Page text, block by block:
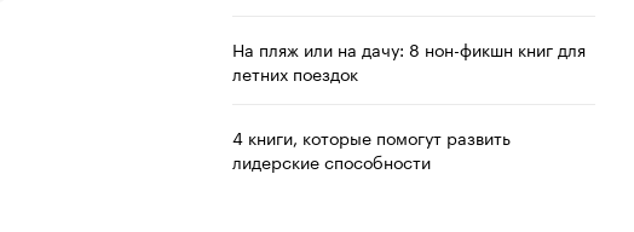
На пляж или на дачу: 8 нон-фикшн книг для
летних поездок
4 книги, которые помогут развить
лидерские способности